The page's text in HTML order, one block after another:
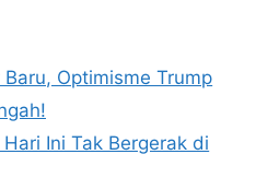
Optimisme Trump
Ini Tak Bergerak di